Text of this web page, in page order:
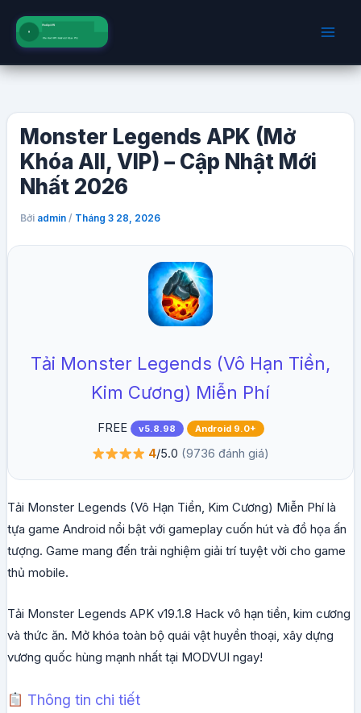
dung
Monster Legends APK (Mở
Khóa All, VIP) – Cập Nhật Mới
Nhất 2026
Bởi admin / Tháng 3 28, 2026
Tải Monster Legends (Vô Hạn Tiền,
Kim Cương) Miễn Phí
FREE v5.8.98 Android 9.0+
4/5.0 (9736 đánh giá)
Tải Monster Legends (Vô Hạn Tiền, Kim Cương) Miễn Phí là
tựa game Android nổi bật với gameplay cuốn hút và đồ họa ấn
tượng. Game mang đến trải nghiệm giải trí tuyệt vời cho game
thủ mobile.
Tải Monster Legends APK v19.1.8 Hack vô hạn tiền, kim cương
và thức ăn. Mở khóa toàn bộ quái vật huyền thoại, xây dựng
vương quốc hùng mạnh nhất tại MODVUI ngay!
Thông tin chi tiết